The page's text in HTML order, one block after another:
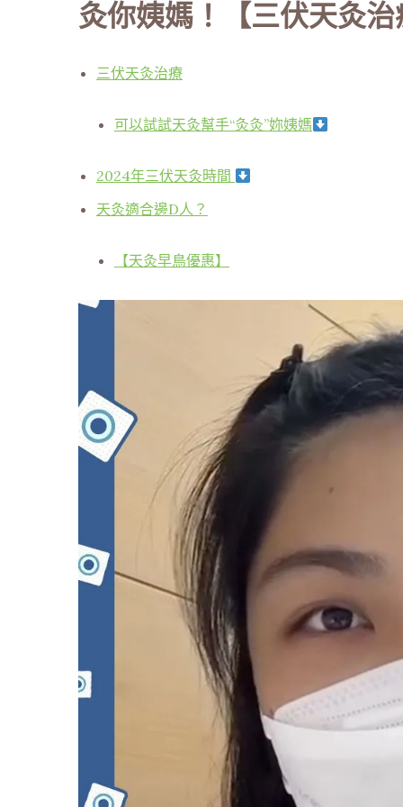
灸你姨媽！【三伏天灸
三伏天灸治療
可以試試天灸幫手“灸灸”妳姨媽
2024年三伏天灸時間
天灸適合邊D人？
【天灸早鳥優惠】